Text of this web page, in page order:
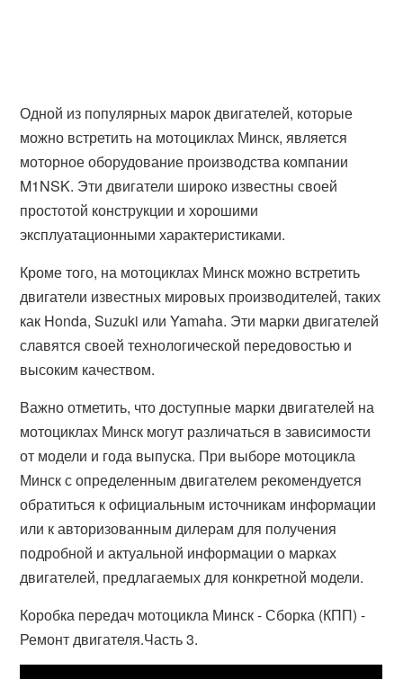
Одной из популярных марок двигателей, которые
можно встретить на мотоциклах Минск, является
моторное оборудование производства компании
M1NSK. Эти двигатели широко известны своей
простотой конструкции и хорошими
эксплуатационными характеристиками.
Кроме того, на мотоциклах Минск можно встретить
двигатели известных мировых производителей, таких
как Honda, Suzuki или Yamaha. Эти марки двигателей
славятся своей технологической передовостью и
высоким качеством.
Важно отметить, что доступные марки двигателей на
мотоциклах Минск могут различаться в зависимости
от модели и года выпуска. При выборе мотоцикла
Минск с определенным двигателем рекомендуется
обратиться к официальным источникам информации
или к авторизованным дилерам для получения
подробной и актуальной информации о марках
двигателей, предлагаемых для конкретной модели.
Коробка передач мотоцикла Минск - Сборка (КПП) -
Ремонт двигателя.Часть 3.